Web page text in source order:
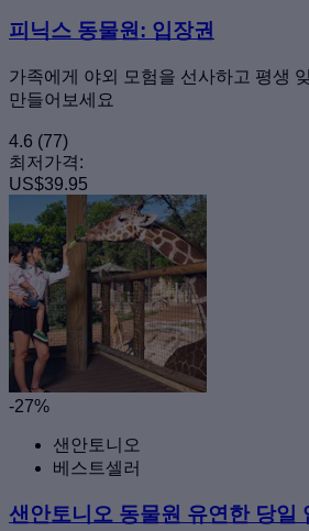
피닉스 동물원: 입장권
가족에게 야외 모험을 선사하고 평생
만들어보세요
4.6 (77)
최저가격:
US$39.95
-27%
샌안토니오
베스트셀러
샌안토니오 동물원 유연한 당일